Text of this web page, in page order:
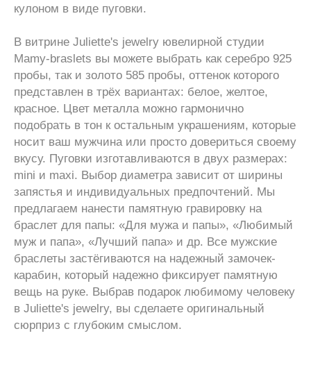
кулоном в виде пуговки.
В витрине Juliette's jewelry ювелирной студии
Mamy-braslets вы можете выбрать как серебро 925
пробы, так и золото 585 пробы, оттенок которого
представлен в трёх вариантах: белое, желтое,
красное. Цвет металла можно гармонично
подобрать в тон к остальным украшениям, которые
носит ваш мужчина или просто довериться своему
вкусу. Пуговки изготавливаются в двух размерах:
mini и maxi. Выбор диаметра зависит от ширины
запястья и индивидуальных предпочтений. Мы
предлагаем нанести памятную гравировку на
браслет для папы: «Для мужа и папы», «Любимый
муж и папа», «Лучший папа» и др. Все мужские
браслеты застёгиваются на надежный замочек-
карабин, который надежно фиксирует памятную
вещь на руке. Выбрав подарок любимому человеку
в Juliette's jewelry, вы сделаете оригинальный
сюрприз с глубоким смыслом.